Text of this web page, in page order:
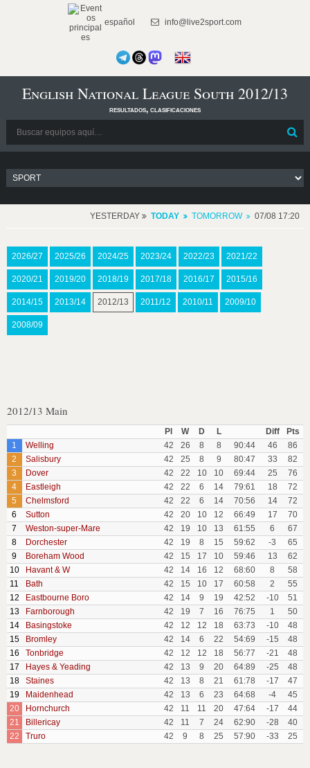
español info@live2sport.com
English National League South 2012/13
resultados, clasificaciones
YESTERDAY TODAY TOMORROW 07/08 17:20
2026/27 2025/26 2024/25 2023/24 2022/23 2021/22
2020/21 2019/20 2018/19 2017/18 2016/17 2015/16
2014/15 2013/14 2012/13 2011/12 2010/11 2009/10
2008/09
2012/13 Main
Pl W D L Diff
Pts
1
Welling 42 26 8 8 90:44 46
86
2
Salisbury 42 25 8 9 80:47 33
82
3
Dover 42 22 10 10 69:44 25
76
4
Eastleigh 42 22 6 14 79:61 18
72
5
Chelmsford 42 22 6 14 70:56 14
72
6
Sutton 42 20 10 12 66:49 17
70
7
Weston-super-Mare 42 19 10 13 61:55 6
67
8
Dorchester 42 19 8 15 59:62 -3
65
9
Boreham Wood 42 15 17 10 59:46 13
62
10
Havant & W 42 14 16 12 68:60 8
58
11
Bath 42 15 10 17 60:58 2
55
12
Eastbourne Boro 42 14 9 19 42:52 -10
51
13
Farnborough 42 19 7 16 76:75 1
50
14
Basingstoke 42 12 12 18 63:73 -10
48
15
Bromley 42 14 6 22 54:69 -15
48
16
Tonbridge 42 12 12 18 56:77 -21
48
17
Hayes & Yeading 42 13 9 20 64:89 -25
48
18
Staines 42 13 8 21 61:78 -17
47
19
Maidenhead 42 13 6 23 64:68 -4
45
20
Hornchurch 42 11 11 20 47:64 -17
44
21
Billericay 42 11 7 24 62:90 -28
40
22
Truro 42 9 8 25 57:90 -33 25